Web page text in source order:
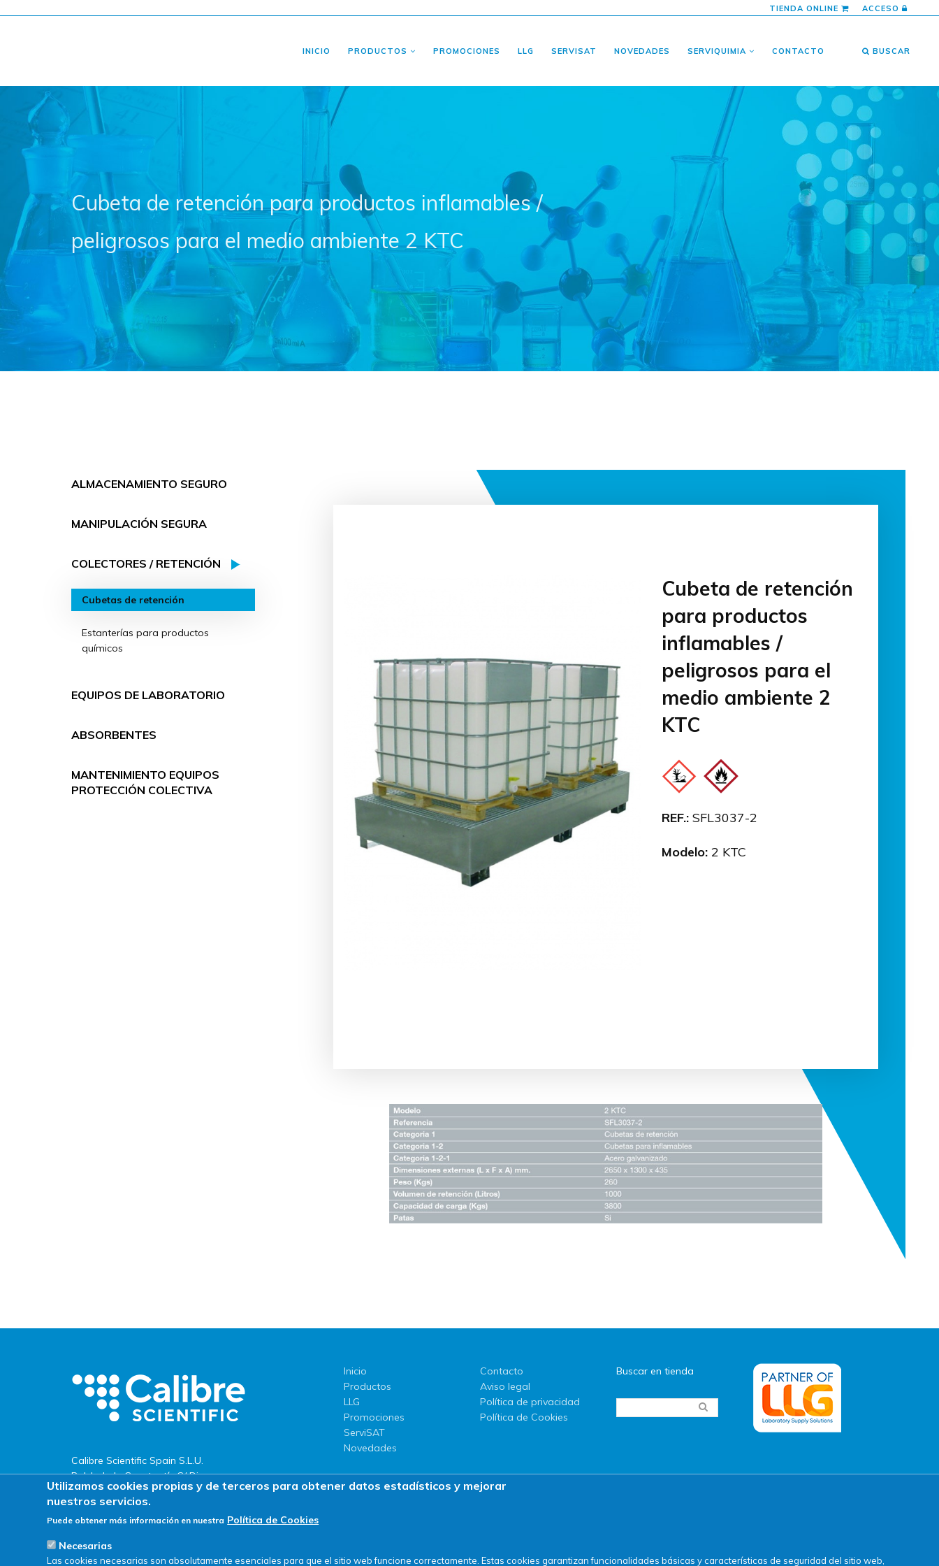
TIENDA ONLINE ACCESO
INICIO PRODUCTOS PROMOCIONES LLG SERVISAT NOVEDADES SERVIQUIMIA CONTACTO BUSCAR
Cubeta de retención para productos inflamables /
peligrosos para el medio ambiente 2 KTC
ALMACENAMIENTO SEGURO
MANIPULACIÓN SEGURA
COLECTORES / RETENCIÓN
Cubetas de retención
Estanterías para productos
químicos
EQUIPOS DE LABORATORIO
ABSORBENTES
MANTENIMIENTO EQUIPOS
PROTECCIÓN COLECTIVA
Cubeta de retención
para productos
inflamables /
peligrosos para el
medio ambiente 2
KTC
REF.: SFL3037-2
Modelo: 2 KTC
Calibre Scientific Spain S.L.U.
Pol. Ind. de Constantí · C/ Dinamarca,
s/n
43120 · Constantí (Tarragona)
Tel. +34 977 524 477
Inicio
Productos
LLG
Promociones
ServiSAT
Novedades
Contacto
Aviso legal
Política de privacidad
Política de Cookies
Buscar en tienda
Utilizamos cookies propias y de terceros para obtener datos estadísticos y mejorar
nuestros servicios.
Puede obtener más información en nuestra Política de Cookies
Necesarias
Las cookies necesarias son absolutamente esenciales para que el sitio web funcione correctamente. Estas cookies garantizan funcionalidades básicas y características de seguridad del sitio web,